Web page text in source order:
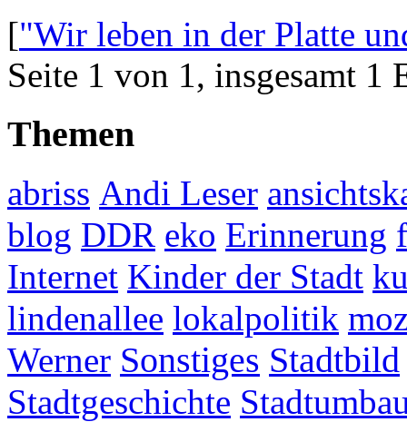
["Wir leben in der Platte
Seite 1 von 1, insgesamt 1
Themen
abriss Andi Leser
blog DDR eko Erinnerung
Internet Kinder der Stadt
lindenallee lokalpolitik
Werner Sonstiges Stadtbild
Stadtgeschichte